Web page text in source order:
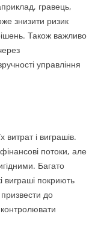
гравець,
знизити ризик
Також важливо
управління
витрат і виграшів.
потоки, але
Багато
виграші покриють
до